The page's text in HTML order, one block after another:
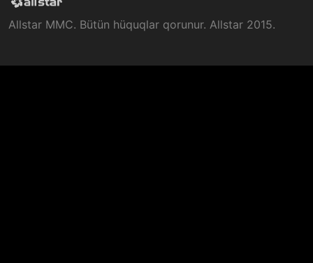
Allstar MMC. Bütün hüquqlar qorunur. Allstar 2015.